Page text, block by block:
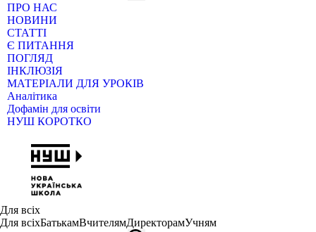
ПРО НАС
НОВИНИ
СТАТТІ
Є ПИТАННЯ
ПОГЛЯД
ІНКЛЮЗІЯ
МАТЕРІАЛИ ДЛЯ УРОКІВ
Аналітика
Дофамін для освіти
НУШ КОРОТКО
Для всіх
Для всіхБатькамВчителямДиректорамУчням